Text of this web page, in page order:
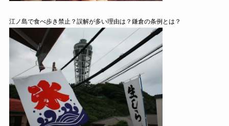
江ノ島で食べ歩き禁止？誤解が多い理由は？鎌倉の条例とは？